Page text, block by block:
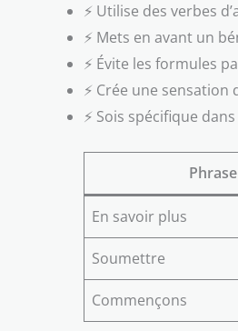
⚡ Utilise des verbes
⚡ Mets en avant un
⚡ Évite les formules
⚡ Crée une
⚡ Sois spécifique
En savoir plus
Soumettre
Commençons